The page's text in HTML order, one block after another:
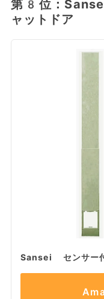
第8位：
ャットドア
Sansei センサー